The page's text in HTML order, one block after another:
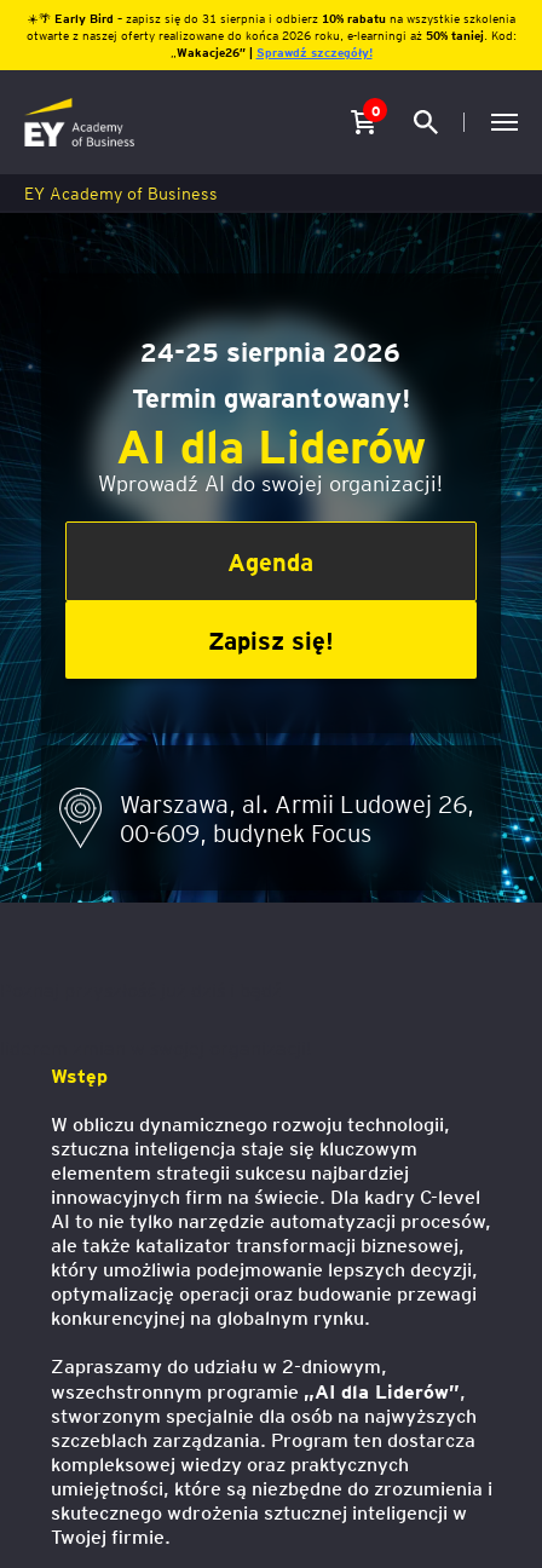
☀️🌴 Early Bird – zapisz się do 31 sierpnia i odbierz10% rabatu na wszystkie szkolenia
otwarte z naszej oferty realizowane do końca 2026 roku, e-learningi aż 50% taniej. Kod:
Wakacje26″ | Sprawdź szczegóły!
0
EY Academy of Business
24-25 sierpnia 2026
Termin gwarantowany!
AI dla Liderów
Wprowadź AI do swojej organizacji!
Agenda
Zapisz się!
Warszawa, al. Armii Ludowej 26,
00-609, budynek Focus
Wstęp
W obliczu dynamicznego rozwoju technologii,
sztuczna inteligencja staje się kluczowym
elementem strategii sukcesu najbardziej
innowacyjnych firm na świecie. Dla kadry C-level
AI to nie tylko narzędzie automatyzacji procesów,
ale także katalizator transformacji biznesowej,
który umożliwia podejmowanie lepszych decyzji,
optymalizację operacji oraz budowanie przewagi
konkurencyjnej na globalnym rynku.
Zapraszamy do udziału w 2-dniowym,
wszechstronnym programie „AI dla Liderów”,
stworzonym specjalnie dla osób na najwyższych
szczeblach zarządzania. Program ten dostarcza
kompleksowej wiedzy oraz praktycznych
umiejętności, które są niezbędne do zrozumienia i
skutecznego wdrożenia sztucznej inteligencji w
Twojej firmie.